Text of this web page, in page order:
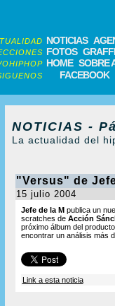
NOTICIAS
FOTOS
HOME SOBRE
FACEBOOK
NOTICIAS -
La actualidad del
"Versus" de
15 julio 2004
Jefe de la Mpublica un
scratches de Acción
próximo álbum del
encontrar un análisis más
Link a esta noticia